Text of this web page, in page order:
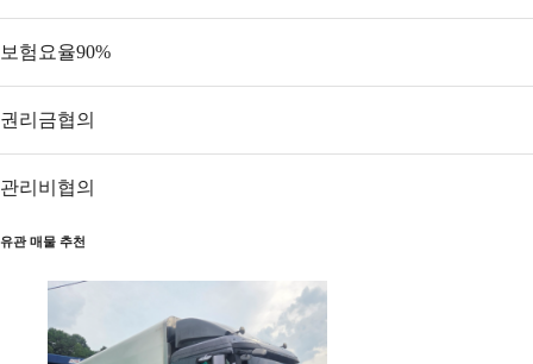
보험요율90%
권리금협의
관리비 협의
유관 매물 추천